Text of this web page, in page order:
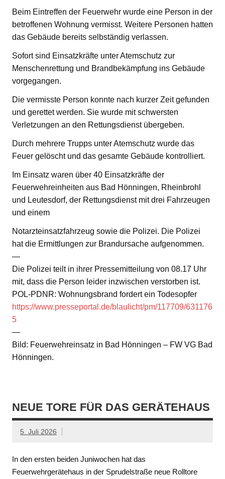
Beim Eintreffen der Feuerwehr wurde eine Person in der
betroffenen Wohnung vermisst. Weitere Personen hatten
das Gebäude bereits selbständig verlassen.
Sofort sind Einsatzkräfte unter Atemschutz zur
Menschenrettung und Brandbekämpfung ins Gebäude
vorgegangen.
Die vermisste Person konnte nach kurzer Zeit gefunden
und gerettet werden. Sie wurde mit schwersten
Verletzungen an den Rettungsdienst übergeben.
Durch mehrere Trupps unter Atemschutz wurde das
Feuer gelöscht und das gesamte Gebäude kontrolliert.
Im Einsatz waren über 40 Einsatzkräfte der
Feuerwehreinheiten aus Bad Hönningen, Rheinbrohl
und Leutesdorf, der Rettungsdienst mit drei Fahrzeugen
und einem
Notarzteinsatzfahrzeug sowie die Polizei. Die Polizei
hat die Ermittlungen zur Brandursache aufgenommen.
—
Die Polizei teilt in ihrer Pressemitteilung von 08.17 Uhr
mit, dass die Person leider inzwischen verstorben ist.
POL-PDNR: Wohnungsbrand fordert ein Todesopfer
https://www.presseportal.de/blaulicht/pm/117709/631176
5
—
Bild: Feuerwehreinsatz in Bad Hönningen – FW VG Bad
Hönningen.
NEUE TORE FÜR DAS GERÄTEHAUS
5. Juli 2026
In den ersten beiden Juniwochen hat das
Feuerwehrgerätehaus in der Sprudelstraße neue Rolltore